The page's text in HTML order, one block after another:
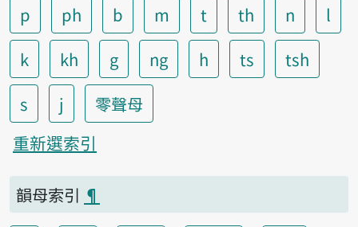
p
ph b m t th n
l
k
kh g ng h ts
tsh
s
j
零聲母
重新選索引
韻母索引 ¶